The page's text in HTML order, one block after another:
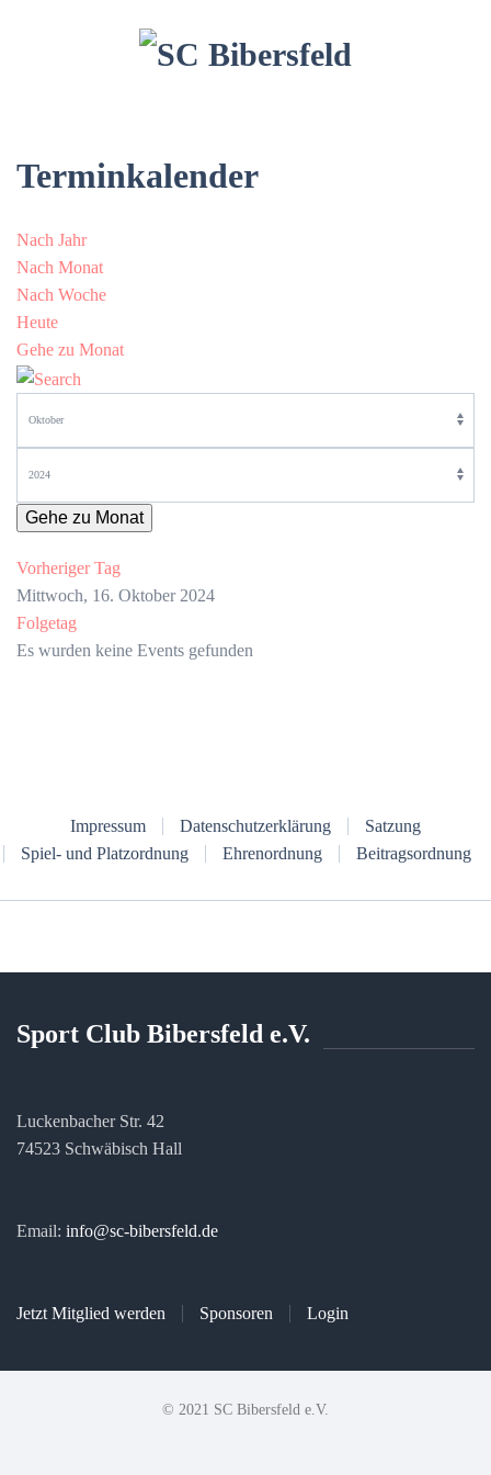
Terminkalender
Nach Jahr
Nach Monat
Nach Woche
Heute
Gehe zu Monat
Gehe zu Monat
Vorheriger Tag
Mittwoch, 16. Oktober 2024
Folgetag
Es wurden keine Events gefunden
Impressum Datenschutzerklärung
Satzung
Spiel- und Platzordnung
Ehrenordnung Beitragsordnung
Sport Club Bibersfeld e.V.
Luckenbacher Str. 42
74523 Schwäbisch Hall
Email: info@sc-bibersfeld.de
Jetzt Mitglied werden Sponsoren Login
© 2021 SC Bibersfeld e.V.